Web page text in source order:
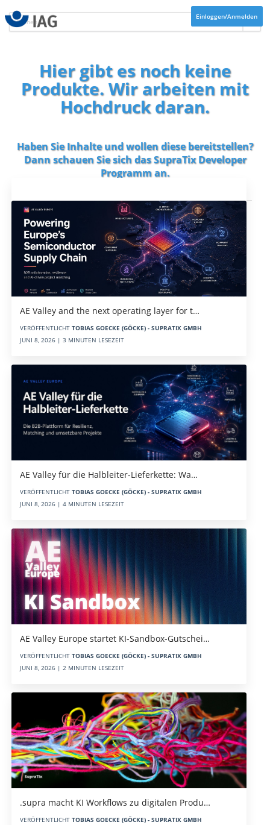
Einloggen/Anmelden
Hier gibt es noch keine
Produkte. Wir arbeiten mit
Hochdruck daran.
Haben Sie Inhalte und wollen diese bereitstellen?
Dann schauen Sie sich dasSupraTix Developer
Programman.
AE Valley and the next operating layer for t…
VERÖFFENTLICHT TOBIAS GOECKE (GÖCKE) - SUPRATIX GMBH
JUNI 8, 2026 | 3 MINUTEN LESEZEIT
AE Valley für die Halbleiter-Lieferkette: Wa…
VERÖFFENTLICHT TOBIAS GOECKE (GÖCKE) - SUPRATIX GMBH
JUNI 8, 2026 | 4 MINUTEN LESEZEIT
AE Valley Europe startet KI-Sandbox-Gutschei…
VERÖFFENTLICHT TOBIAS GOECKE (GÖCKE) - SUPRATIX GMBH
JUNI 8, 2026 | 2 MINUTEN LESEZEIT
.supra macht KI Workflows zu digitalen Produ…
VERÖFFENTLICHT TOBIAS GOECKE (GÖCKE) - SUPRATIX GMBH